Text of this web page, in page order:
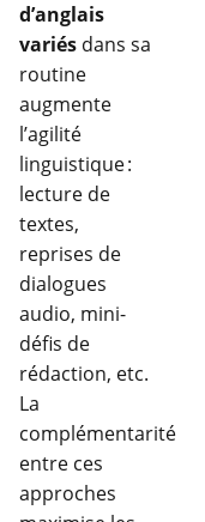
d’anglais
variés dans sa
routine
augmente
l’agilité
linguistique :
lecture de
textes,
reprises de
dialogues
audio, mini-
défis de
rédaction, etc.
La
complémentarité
entre ces
approches